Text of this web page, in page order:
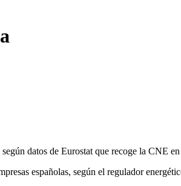
datos de Eurostat que recoge la CNE
españolas, según el regulador